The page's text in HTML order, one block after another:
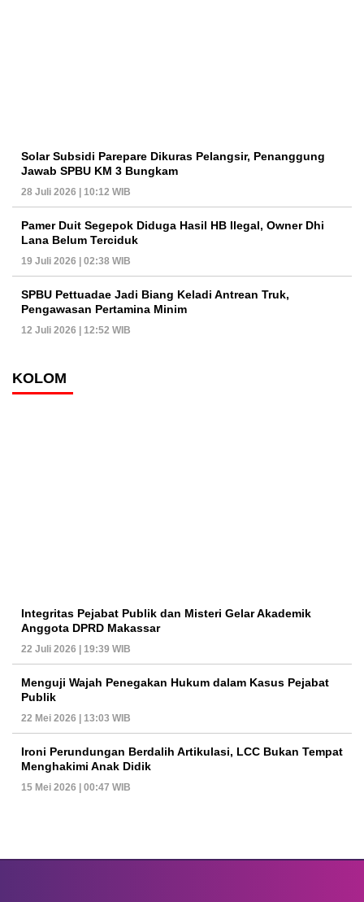
Solar Subsidi Parepare Dikuras Pelangsir, Penanggung
Jawab SPBU KM 3 Bungkam
28 Juli 2026 | 10:12 WIB
Pamer Duit Segepok Diduga Hasil HB Ilegal, Owner Dhi
Lana Belum Terciduk
19 Juli 2026 | 02:38 WIB
SPBU Pettuadae Jadi Biang Keladi Antrean Truk,
Pengawasan Pertamina Minim
12 Juli 2026 | 12:52 WIB
KOLOM
Integritas Pejabat Publik dan Misteri Gelar Akademik
Anggota DPRD Makassar
22 Juli 2026 | 19:39 WIB
Menguji Wajah Penegakan Hukum dalam Kasus Pejabat
Publik
22 Mei 2026 | 13:03 WIB
Ironi Perundungan Berdalih Artikulasi, LCC Bukan Tempat
Menghakimi Anak Didik
15 Mei 2026 | 00:47 WIB